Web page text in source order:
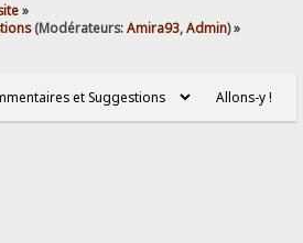
»
(Modérateurs:Amira93,Admin) »